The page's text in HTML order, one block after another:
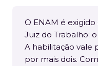
O ENAM é
Juiz do Trabalho;
A habilitação vale
por mais dois.